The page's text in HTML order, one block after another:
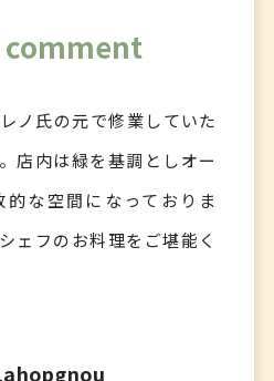
comment
ノ氏の元で修業していた
店内は緑を基調としオー
な空間になっておりま
ェフのお料理をご堪能く